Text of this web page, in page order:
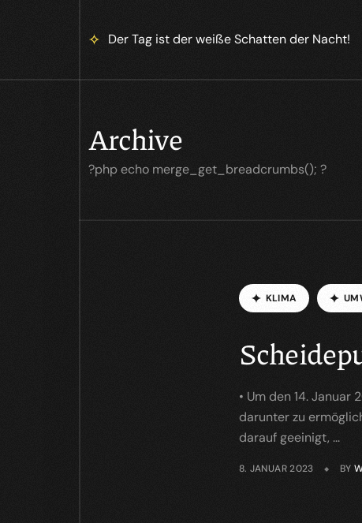
Der Tag ist der weiße Schatten der Nacht!
Archive
?php echo merge_get_breadcrumbs(); ?
KLIMA UM
• Um den 14.
darunter zu
darauf geeinigt, ...
8. JANUAR 2023 BY